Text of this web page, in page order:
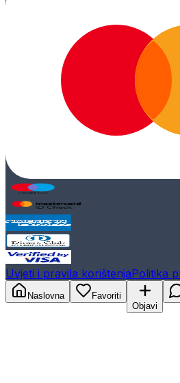
Uvjeti i pravila korištenjaPolitika
Naslovna
Favoriti
Objavi